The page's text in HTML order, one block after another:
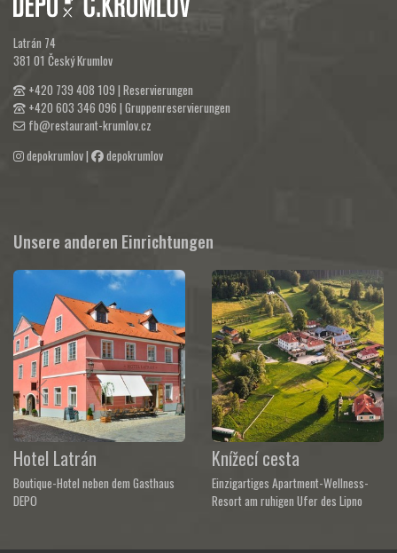
Latrán 74
381 01 Český Krumlov
+420 739 408 109 | Reservierungen
+420 603 346 096 | Gruppenreservierungen
fb@restaurant-krumlov.cz
depokrumlov| depokrumlov
Unsere anderen Einrichtungen
Hotel Latrán
Boutique-Hotel neben dem Gasthaus
DEPO
Knížecí cesta
Einzigartiges Apartment-Wellness-
Resort am ruhigen Ufer des Lipno